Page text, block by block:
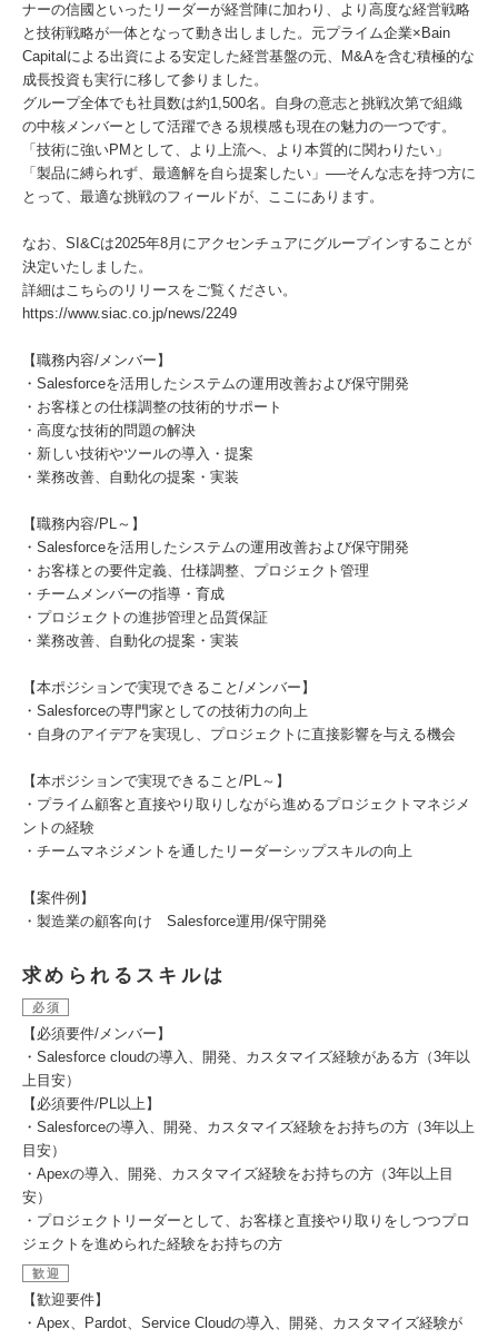
ナーの信國といったリーダーが経営陣に加わり、より高度な経営戦略
と技術戦略が一体となって動き出しました。元プライム企業×Bain
Capitalによる出資による安定した経営基盤の元、M&Aを含む積極的な
成長投資も実行に移して参りました。
グループ全体でも社員数は約1,500名。自身の意志と挑戦次第で組織
の中核メンバーとして活躍できる規模感も現在の魅力の一つです。
「技術に強いPMとして、より上流へ、より本質的に関わりたい」
「製品に縛られず、最適解を自ら提案したい」──そんな志を持つ方に
とって、最適な挑戦のフィールドが、ここにあります。
なお、SI&Cは2025年8月にアクセンチュアにグループインすることが
決定いたしました。
詳細はこちらのリリースをご覧ください。
https://www.siac.co.jp/news/2249
【職務内容/メンバー】
・Salesforceを活用したシステムの運用改善および保守開発
・お客様との仕様調整の技術的サポート
・高度な技術的問題の解決
・新しい技術やツールの導入・提案
・業務改善、自動化の提案・実装
【職務内容/PL～】
・Salesforceを活用したシステムの運用改善および保守開発
・お客様との要件定義、仕様調整、プロジェクト管理
・チームメンバーの指導・育成
・プロジェクトの進捗管理と品質保証
・業務改善、自動化の提案・実装
【本ポジションで実現できること/メンバー】
・Salesforceの専門家としての技術力の向上
・自身のアイデアを実現し、プロジェクトに直接影響を与える機会
【本ポジションで実現できること/PL～】
・プライム顧客と直接やり取りしながら進めるプロジェクトマネジメ
ントの経験
・チームマネジメントを通したリーダーシップスキルの向上
【案件例】
・製造業の顧客向け Salesforce運用/保守開発
求められるスキルは
必須
【必須要件/メンバー】
・Salesforce cloudの導入、開発、カスタマイズ経験がある方（3年以
上目安）
【必須要件/PL以上】
・Salesforceの導入、開発、カスタマイズ経験をお持ちの方（3年以上
目安）
・Apexの導入、開発、カスタマイズ経験をお持ちの方（3年以上目
安）
・プロジェクトリーダーとして、お客様と直接やり取りをしつつプロ
ジェクトを進められた経験をお持ちの方
歓迎
【歓迎要件】
・Apex、Pardot、Service Cloudの導入、開発、カスタマイズ経験が